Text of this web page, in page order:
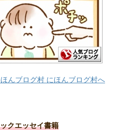
クエッセイ書籍